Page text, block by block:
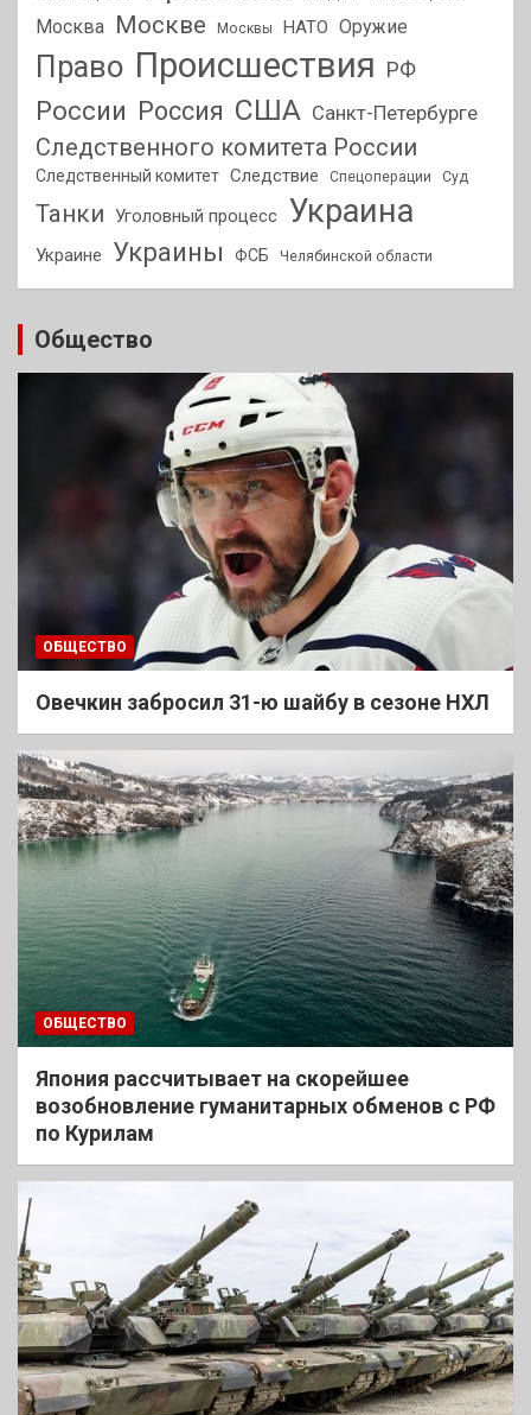
Москва Москве Москвы НАТО Оружие
Право Происшествия РФ
России Россия США Санкт-Петербурге
Следственного комитета России
Следственный комитет Следствие Спецоперации Суд
Танки Уголовный процесс Украина
Украине Украины ФСБ Челябинской области
Общество
ОБЩЕСТВО
Овечкин забросил 31-ю шайбу в сезоне НХЛ
ОБЩЕСТВО
Япония рассчитывает на скорейшее
возобновление гуманитарных обменов с РФ
по Курилам